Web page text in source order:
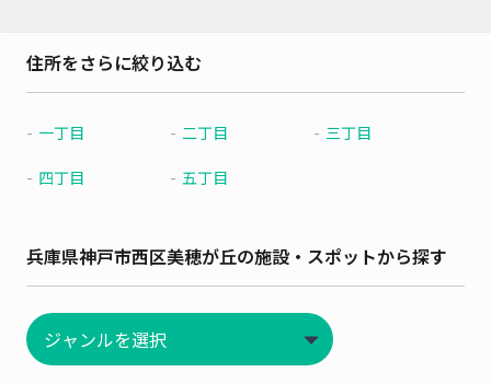
住所をさらに絞り込む
一丁目 二丁目 三丁目
四丁目 五丁目
兵庫県神戸市西区美穂が丘の施設・スポットから探す